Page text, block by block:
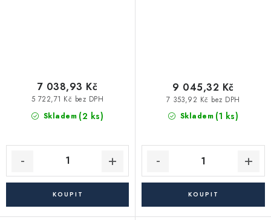
Skladem (2 ks)
5 722,71 Kč bez DPH
7 038,93 Kč
Skladem (1 ks)
7 353,92 Kč bez DPH
9 045,32 Kč